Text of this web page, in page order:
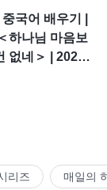
국어 배우기 |
하나님 마음보
없네＞ | 2026
리즈 매일의